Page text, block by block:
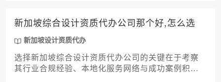
新加坡综合设计资质代办公司那个好,怎么选
新加坡设计资质代办
选择新加坡综合设计资质代办公司的关键在于考察
其行业合规经验、本地化服务网络与成功案例积